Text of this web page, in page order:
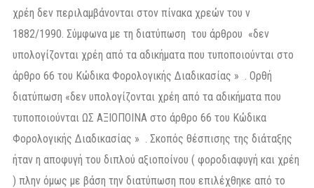
χρέη δεν περιλαμβάνονται στον πίνακα χρεών του ν
1882/1990. Σύμφωνα με τη διατύπωση του άρθρου «δεν
υπολογίζονται χρέη από τα αδικήματα που τυποποιούνται στο
άρθρο 66 του Κώδικα Φορολογικής Διαδικασίας » . Ορθή
διατύπωση «δεν υπολογίζονται χρέη από τα αδικήματα που
τυποποιούνται ΩΣ ΑΞΙΟΠΟΙΝΑ στο άρθρο 66 του Κώδικα
Φορολογικής Διαδικασίας » . Σκοπός θέσπισης της διάταξης
ήταν η αποφυγή του διπλού αξιοποίνου ( φοροδιαφυγή και χρέη
) πλην όμως με βάση την διατύπωση που επιλέχθηκε από το